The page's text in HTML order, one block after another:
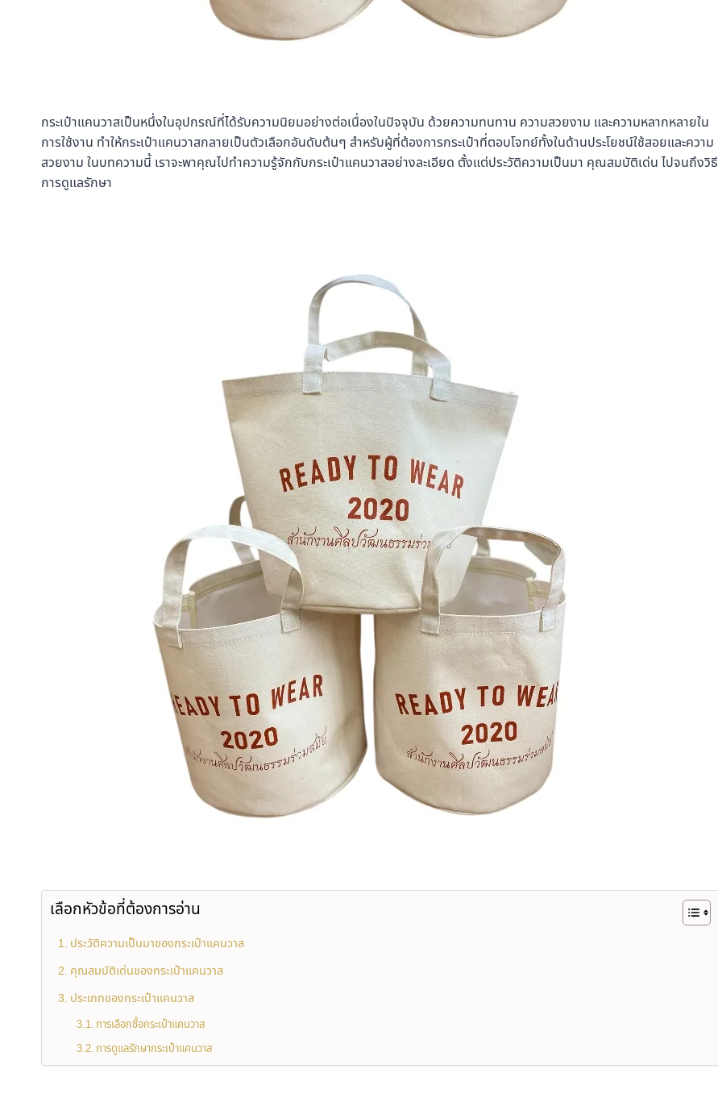
กระเป๋าแคนวาสเป็นหนึ่งในอุปกรณ์ที่ได้รับความนิยมอย่างต่อเนื่องในปัจจุบัน ด้วยความทนทาน ความสวยงาม และความหลากหลายใน
การใช้งาน ทำให้กระเป๋าแคนวาสกลายเป็นตัวเลือกอันดับต้นๆ สำหรับผู้ที่ต้องการกระเป๋าที่ตอบโจทย์ทั้งในด้านประโยชน์ใช้สอยและความ
สวยงาม ในบทความนี้ เราจะพาคุณไปทำความรู้จักกับกระเป๋าแคนวาสอย่างละเอียด ตั้งแต่ประวัติความเป็นมา คุณสมบัติเด่น ไปจนถึงวิธี
การดูแลรักษา
เลือกหัวข้อที่ต้องการอ่าน
ประวัติความเป็นมาของกระเป๋าแคนวาส
คุณสมบัติเด่นของกระเป๋าแคนวาส
ประเภทของกระเป๋าแคนวาส
การเลือกซื้อกระเป๋าแคนวาส
การดูแลรักษากระเป๋าแคนวาส